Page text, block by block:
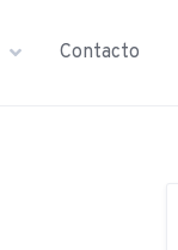
Contacto